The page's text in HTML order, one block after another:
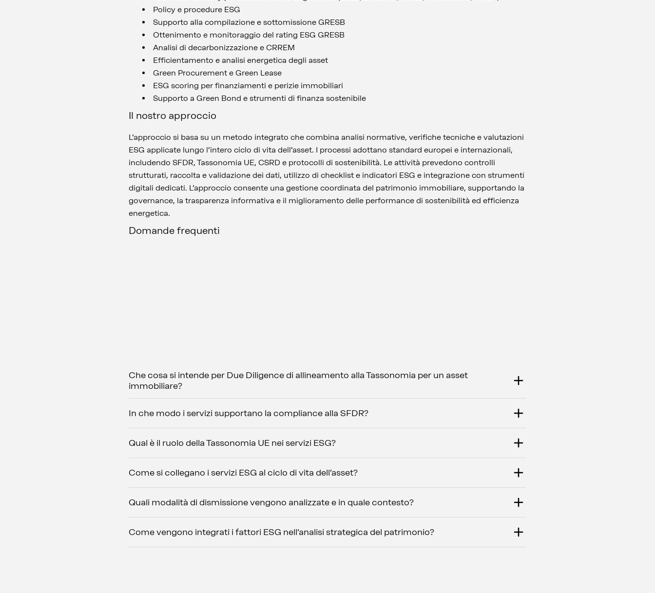
Policy e procedure ESG
Supporto alla compilazione e sottomissione GRESB
Ottenimento e monitoraggio del rating ESG GRESB
Analisi di decarbonizzazione e CRREM
Efficientamento e analisi energetica degli asset
Green Procurement e Green Lease
ESG scoring per finanziamenti e perizie immobiliari
Supporto a Green Bond e strumenti di finanza sostenibile
Il nostro approccio
L’approccio si basa su un metodo integrato che combina analisi normative, verifiche tecniche e valutazioni
ESG applicate lungo l’intero ciclo di vita dell’asset. I processi adottano standard europei e internazionali,
includendo SFDR, Tassonomia UE, CSRD e protocolli di sostenibilità. Le attività prevedono controlli
strutturati, raccolta e validazione dei dati, utilizzo di checklist e indicatori ESG e integrazione con strumenti
digitali dedicati. L’approccio consente una gestione coordinata del patrimonio immobiliare, supportando la
governance, la trasparenza informativa e il miglioramento delle performance di sostenibilità ed efficienza
energetica.
Domande frequenti
Che cosa si intende per Due Diligence di allineamento alla Tassonomia per un asset
immobiliare?
In che modo i servizi supportano la compliance alla SFDR?
Qual è il ruolo della Tassonomia UE nei servizi ESG?
Come si collegano i servizi ESG al ciclo di vita dell’asset?
Quali modalità di dismissione vengono analizzate e in quale contesto?
Come vengono integrati i fattori ESG nell'analisi strategica del patrimonio?